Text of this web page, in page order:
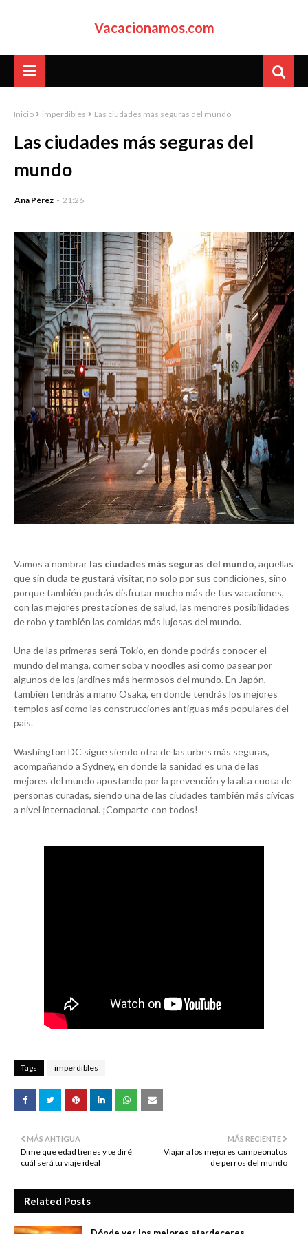
Vacacionamos.com
Inicio imperdibles Las ciudades más seguras del mundo
Las ciudades más seguras del
mundo
Ana Pérez 21:26
Vamos a nombrar las ciudades más seguras del mundo, aquellas
que sin duda te gustará visitar, no solo por sus condiciones, sino
porque también podrás disfrutar mucho más de tus vacaciones,
con las mejores prestaciones de salud, las menores posibilidades
de robo y también las comidas más lujosas del mundo.
Una de las primeras será Tokio, en donde podrás conocer el
mundo del manga, comer soba y noodles así como pasear por
algunos de los jardines más hermosos del mundo. En Japón,
también tendrás a mano Osaka, en donde tendrás los mejores
templos así como las construcciones antiguas más populares del
país.
Washington DC sigue siendo otra de las urbes más seguras,
acompañando a Sydney, en donde la sanidad es una de las
mejores del mundo apostando por la prevención y la alta cuota de
personas curadas, siendo una de las ciudades también más cívicas
a nivel internacional. ¡Comparte con todos!
Tags imperdibles
MÁS RECIENTE
Viajar a los mejores campeonatos
de perros del mundo
MÁS ANTIGUA
Dime que edad tienes y te diré
cuál será tu viaje ideal
Related Posts